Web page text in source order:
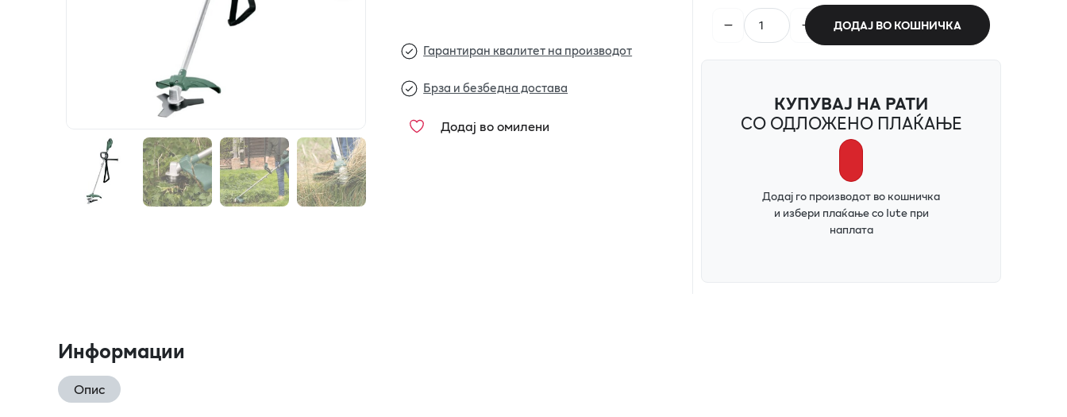
Гарантиран квалитет на производот
Брза и безбедна достава
Додај во омилени
ДОДАЈ ВО КОШНИЧКА
КУПУВАЈ НА РАТИ
СО ОДЛОЖЕНО ПЛАЌАЊЕ
Додај го производот во кошничка
и избери плаќање со Iute при
наплата
Информации
Опис